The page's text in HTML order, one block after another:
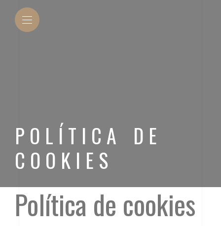
POLÍTICA DE
COOKIES
Política de cookies